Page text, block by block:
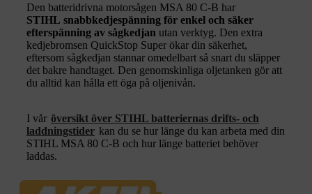
Den batteridrivna motorsågen MSA 80 C-B har
STIHL snabbkedjespänning för enkel och säker
efterspänning av sågkedjan utan verktyg. Den extra
kedjebromsen QuickStop Super ökar din säkerhet,
eftersom sågkedjan stannar omedelbart så snart du släpper
det bakre handtaget. Den genomskinliga oljetanken gör att
du alltid kan hålla ett öga på oljenivån.
I vår översikt över STIHL batteriernas drifts- och
laddningstider kan du se hur länge du kan arbeta med din
STIHL MSA 80 C-B och hur länge batteriet behöver
laddas.